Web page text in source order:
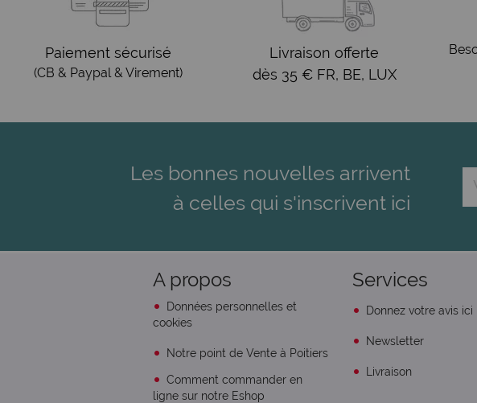
Paiement sécurisé
(CB & Paypal & Virement)
Livraison offerte
dès 35 € FR, BE, LUX
Les bonnes nouvelles arrivent
à celles qui s'inscrivent ici
A propos
Données personnelles et
cookies
Notre point de Vente à Poitiers
Comment commander en
ligne sur notre Eshop
Services
Donnez votre avis ici
Newsletter
Livraison